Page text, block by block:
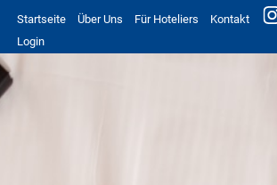
Startseite Über Uns Für Hoteliers
Kontakt
Login